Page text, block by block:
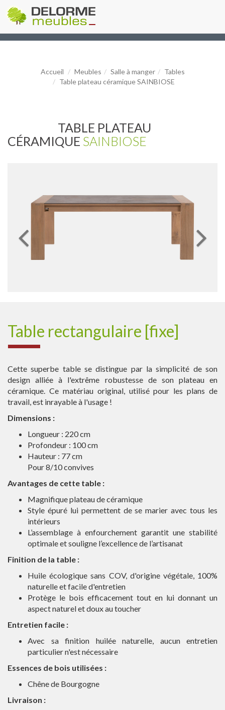
Accueil Meubles Salle à manger
Tables
Table plateau céramique SAINBIOSE
TABLE PLATEAU
CÉRAMIQUE SAINBIOSE
Table rectangulaire [fixe]
Cette superbe table se distingue par la simplicité de son
design alliée à l'extrême robustesse de son plateau en
céramique. Ce matériau original, utilisé pour les plans de
travail, est inrayable à l'usage !
Dimensions :
Longueur : 220 cm
Profondeur : 100 cm
Hauteur : 77 cm
Pour 8/10 convives
Avantages de cette table :
Magnifique plateau de céramique
Style épuré lui permettent de se marier avec tous les
intérieurs
L’assemblage à enfourchement garantit une stabilité
optimale et souligne l’excellence de l’artisanat
Finition de la table :
Huile écologique sans COV, d'origine végétale, 100%
naturelle et facile d'entretien
Protège le bois efficacement tout en lui donnant un
aspect naturel et doux au toucher
Entretien facile :
Avec sa finition huilée naturelle, aucun entretien
particulier n'est nécessaire
Essences de bois utilisées :
Chêne de Bourgogne
Livraison :